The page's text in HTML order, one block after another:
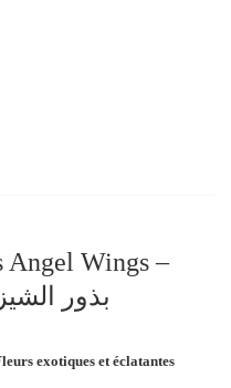
Angel Wings –
بذور
exotiques et éclatantes